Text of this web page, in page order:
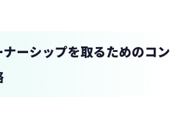
ーシップを取るためのコン